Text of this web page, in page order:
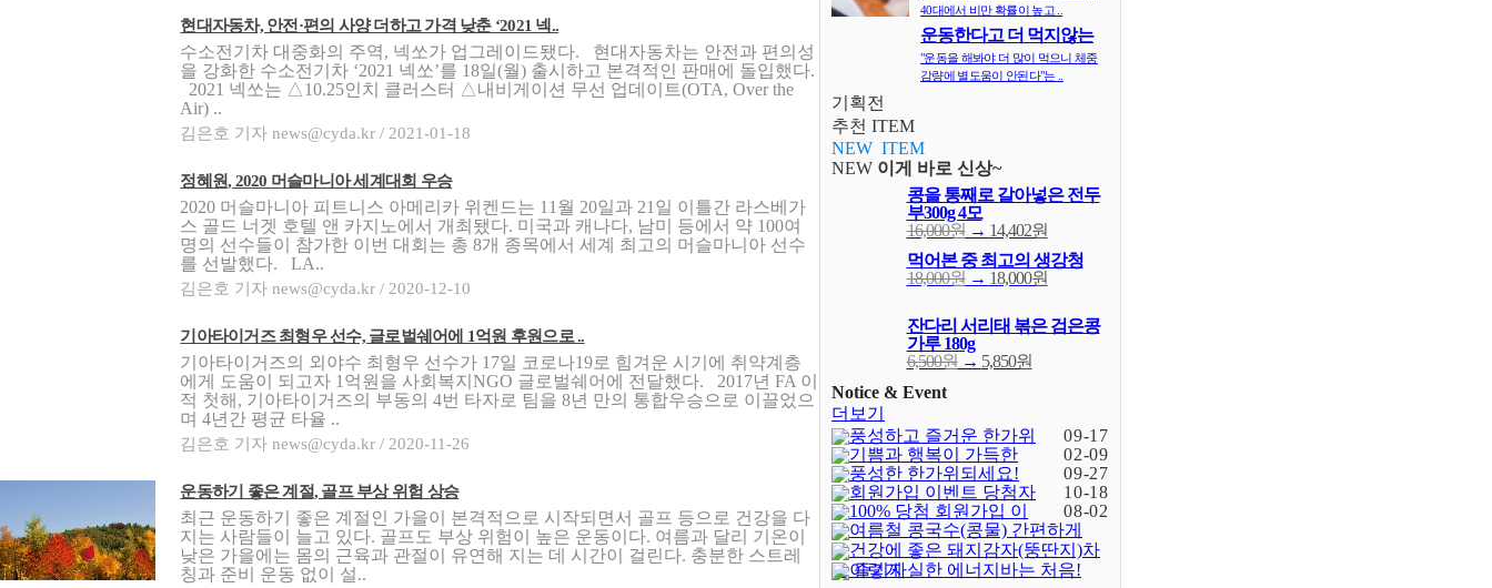
현대자동차, 안전·편의 사양 더하고 가격 낮춘 ‘2021 넥..
수소전기차 대중화의 주역, 넥쏘가 업그레이드됐다. 현대자동차는 안전과 편의성
을 강화한 수소전기차 ‘2021 넥쏘’를 18일(월) 출시하고 본격적인 판매에 돌입했다.
2021 넥쏘는 △10.25인치 클러스터 △내비게이션 무선 업데이트(OTA, Over the
Air) ..
김은호 기자 news@cyda.kr / 2021-01-18
정혜원, 2020 머슬마니아 세계대회 우승
2020 머슬마니아 피트니스 아메리카 위켄드는 11월 20일과 21일 이틀간 라스베가
스 골드 너겟 호텔 앤 카지노에서 개최됐다. 미국과 캐나다, 남미 등에서 약 100여
명의 선수들이 참가한 이번 대회는 총 8개 종목에서 세계 최고의 머슬마니아 선수
를 선발했다. LA..
김은호 기자 news@cyda.kr / 2020-12-10
기아타이거즈 최형우 선수, 글로벌쉐어에 1억원 후원으로 ..
기아타이거즈의 외야수 최형우 선수가 17일 코로나19로 힘겨운 시기에 취약계층
에게 도움이 되고자 1억원을 사회복지NGO 글로벌쉐어에 전달했다. 2017년 FA 이
적 첫해, 기아타이거즈의 부동의 4번 타자로 팀을 8년 만의 통합우승으로 이끌었으
며 4년간 평균 타율 ..
김은호 기자 news@cyda.kr / 2020-11-26
운동하기 좋은 계절, 골프 부상 위험 상승
최근 운동하기 좋은 계절인 가을이 본격적으로 시작되면서 골프 등으로 건강을 다
지는 사람들이 늘고 있다. 골프도 부상 위험이 높은 운동이다. 여름과 달리 기온이
낮은 가을에는 몸의 근육과 관절이 유연해 지는 데 시간이 걸린다. 충분한 스트레
칭과 준비 운동 없이 설..
40대에서 비만 확률이 높고 ..
운동한다고 더 먹지않는
다? 오히려 식..
"운동을 해봐야 더 많이 먹으니 체중
감량에 별도움이 안된다"는 ..
기획전
추천 ITEM
NEW ITEM
NEW 이게 바로 신상~
콩을 통째로 갈아넣은 전두
부300g 4모
16,000원→ 14,402원
먹어본 중 최고의 생강청
18,000원→ 18,000원
잔다리 서리태 볶은 검은콩
가루 180g
6,500원→ 5,850원
Notice & Event
더보기
풍성하고 즐거운 한가위
되세요! (-402)
09-17
기쁨과 행복이 가득한
새해되세요!
02-09
풍성한 한가위되세요!
09-27
회원가입 이벤트 당첨자
발표 (4)
10-18
100% 당첨 회원가입 이
벤트(종료) (23)
08-02
여름철 콩국수(콩물) 간편하게
건강에 좋은 돼지감자(뚱딴지)차
로 즐기자
이렇게 실한 에너지바는 처음!